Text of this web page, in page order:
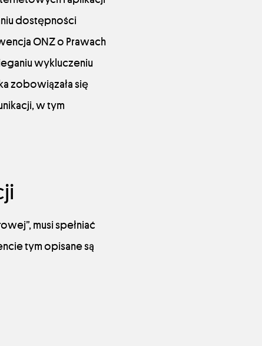
dostępności
ONZ o Prawach
wykluczeniu
zobowiązała się
w tym
musi spełniać
tym opisane są